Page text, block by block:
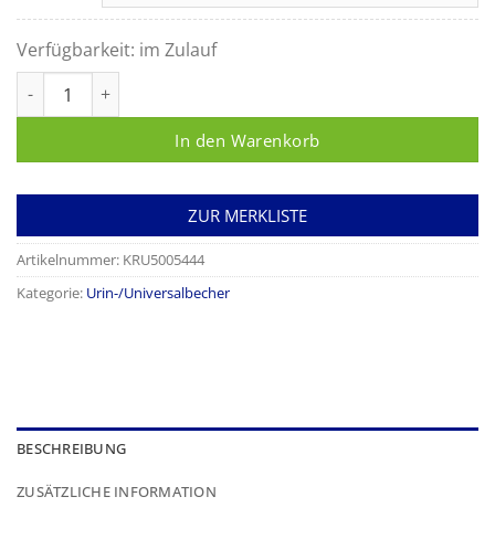
Verfügbarkeit: im Zulauf
In den Warenkorb
ZUR MERKLISTE
Artikelnummer: KRU5005444
Kategorie: Urin-/Universalbecher
BESCHREIBUNG
ZUSÄTZLICHE INFORMATION